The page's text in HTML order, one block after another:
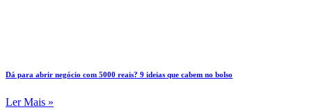
Dá para abrir negócio com 5000 reais? 9 ideias que cabem no bolso
Ler Mais »